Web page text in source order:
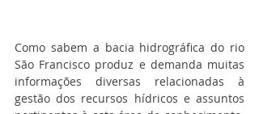
Como sabem a bacia hidrográfica do rio
São Francisco produz e demanda muitas
informações diversas relacionadas à
gestão dos recursos hídricos e assuntos